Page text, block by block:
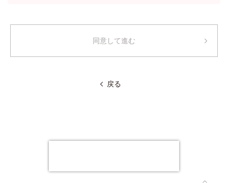
同意して進む
戻る